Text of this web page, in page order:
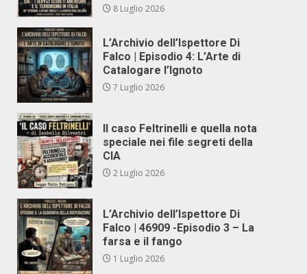
8 Luglio 2026
L’Archivio dell’Ispettore Di
Falco | Episodio 4: L’Arte di
Catalogare l’Ignoto
7 Luglio 2026
Il caso Feltrinelli e quella nota
speciale nei file segreti della
CIA
2 Luglio 2026
L’Archivio dell’Ispettore Di
Falco | 46909 -Episodio 3 – La
farsa e il fango
1 Luglio 2026